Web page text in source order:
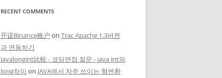
RECENT COMMENTS
开设Binance账户 on Trac Apache 1.3버젼
과 연동하기
Javalongint比較 - 코딩면접 질문 - java int와
long차이 on JAVA에서 자주 쓰이는 형변환